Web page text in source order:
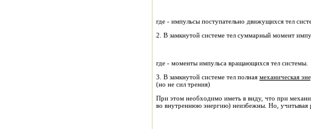
где - импульсы поступательно движущихся тел
2. В замкнутой системе тел суммарный момент
где - моменты импульса вращающихся тел системы.
3. В замкнутой системе тел полная механическая
(но не сил трения)
При этом необходимо иметь в виду, что при